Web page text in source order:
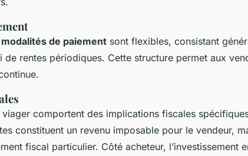
modalités de paiement sont flexibles, consistant
de rentes périodiques. Cette structure permet aux
comportent des implications fiscales
constituent un revenu imposable pour le vendeur,
fiscal particulier. Côté acheteur, l’investissement